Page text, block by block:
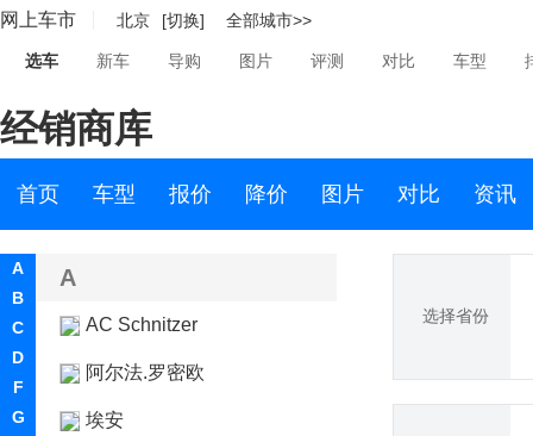
网上车市 北京 [切换] 全部城市>>
选车 新车 导购 图片 评测 对比 车型
经销商库
首页 车型 报价 降价 图片 对比 资讯
A
B
C
D
F
G
A
AC Schnitzer
阿尔法.罗密欧
埃安
选择省份